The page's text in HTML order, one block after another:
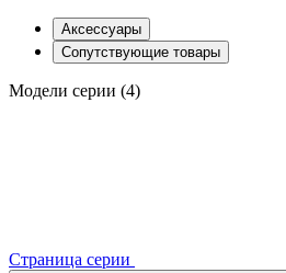
Аксессуары
Сопутствующие товары
Модели серии (4)
Страница серии